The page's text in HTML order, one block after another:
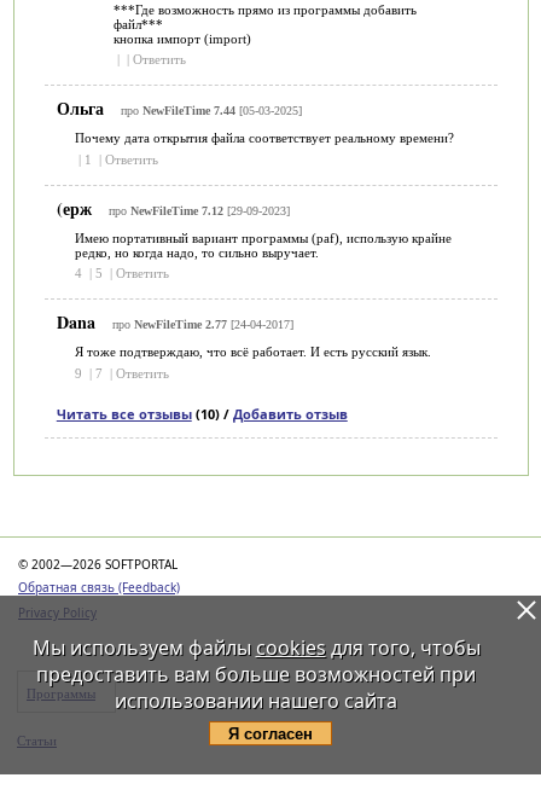
***Где возможность прямо из программы добавить
файл***
кнопка импорт (import)
Ответить
Ольга про NewFileTime 7.44[05-03-2025]
Почему дата открытия файла соответствует реальному времени?
| 1 | Ответить
(ерж про NewFileTime 7.12[29-09-2023]
Имею портативный вариант программы (paf), использую крайне
редко, но когда надо, то сильно выручает.
4
5 Ответить
Dana про NewFileTime 2.77[24-04-2017]
Я тоже подтверждаю, что всё работает. И есть русский язык.
9
| 7 | Ответить
Читать все отзывы(10) / Добавить отзыв
© 2002—2026 SOFTPORTAL
Обратная связь (Feedback)
Privacy Policy
Программы
Статьи
Мы используем файлы cookiesдля того, чтобы
предоставить вам больше возможностей при
использовании нашего сайта